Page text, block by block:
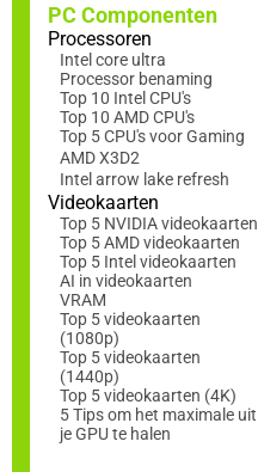
PC Componenten
Processoren
Intel core ultra
Processor benaming
Top 10 Intel CPU's
Top 10 AMD CPU's
Top 5 CPU's voor Gaming
AMD X3D2
Intel arrow lake refresh
Videokaarten
Top 5 NVIDIA videokaarten
Top 5 AMD videokaarten
Top 5 Intel videokaarten
AI in videokaarten
VRAM
Top 5 videokaarten
(1080p)
Top 5 videokaarten
(1440p)
Top 5 videokaarten (4K)
5 Tips om het maximale uit
je GPU te halen